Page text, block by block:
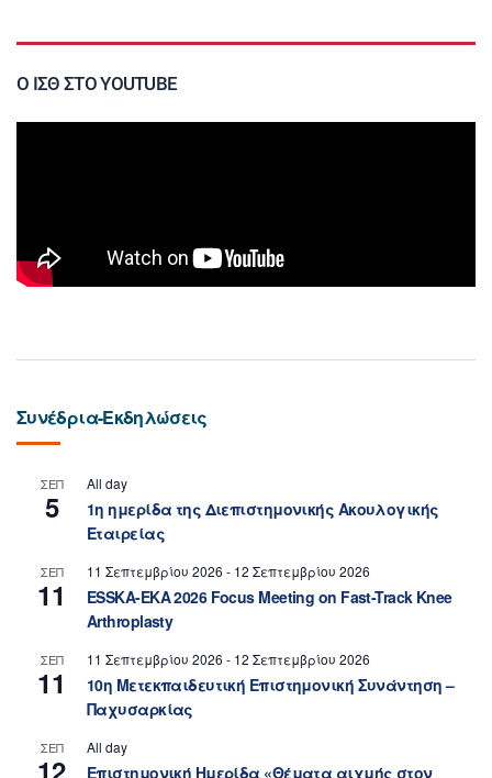
Ο ΙΣΘ ΣΤΟ YOUTUBE
Συνέδρια-Εκδηλώσεις
ΣΕΠ
5
All day
1η ημερίδα της Διεπιστημονικής Ακουλογικής
Εταιρείας
ΣΕΠ
11
11 Σεπτεμβρίου 2026 - 12 Σεπτεμβρίου 2026
ESSKA-EKA 2026 Focus Meeting on Fast-Track Knee
Arthroplasty
ΣΕΠ
11
11 Σεπτεμβρίου 2026 - 12 Σεπτεμβρίου 2026
10η Μετεκπαιδευτική Επιστημονική Συνάντηση –
Παχυσαρκίας
ΣΕΠ
12
All day
Επιστημονική Ημερίδα «Θέματα αιχμής στον